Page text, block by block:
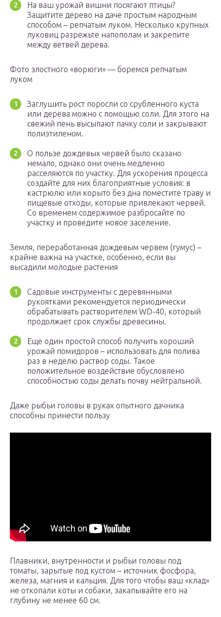
На ваш урожай вишни посягают птицы?
Защитите дерево на даче простым народным
способом – репчатым луком. Несколько крупных
луковиц разрежьте напополам и закрепите
между ветвей дерева.
Фото злостного «ворюги» — боремся репчатым
луком
Заглушить рост поросли со срубленного куста
или дерева можно с помощью соли. Для этого на
свежий пень высыпают пачку соли и закрывают
полиэтиленом.
О пользе дождевых червей было сказано
немало, однако они очень медленно
расселяются по участку. Для ускорения процесса
создайте для них благоприятные условия: в
кастрюлю или корыто без дна поместите траву и
пищевые отходы, которые привлекают червей.
Со временем содержимое разбросайте по
участку и проведите новое заселение.
Земля, переработанная дождевым червем (гумус) –
крайне важна на участке, особенно, если вы
высадили молодые растения
Садовые инструменты с деревянными
рукоятками рекомендуется периодически
обрабатывать растворителем WD-40, который
продолжает срок службы древесины.
Еще один простой способ получить хороший
урожай помидоров – использовать для полива
раз в неделю раствор соды. Такое
положительное воздействие обусловлено
способностью соды делать почву нейтральной.
Даже рыбьи головы в руках опытного дачника
способны принести пользу
Плавники, внутренности и рыбьи головы под
томаты, зарытые под кустом – источник фосфора,
железа, магния и кальция. Для того чтобы ваш «клад»
не откопали коты и собаки, закапывайте его на
глубину не менее 60 см.